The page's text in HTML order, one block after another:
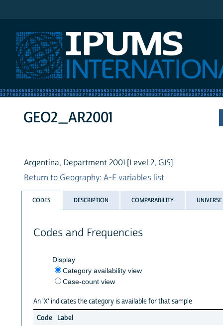
GEO2_AR2001
Argentina, Department 2001 [Level 2, GIS]
Return to Geography: A-E variables list
CODES DESCRIPTION COMPARABILITY UNIVERSE
Codes and Frequencies
Display
Category availability view
Case-count view
An 'X' indicates the category is available for that sample
Code
Label